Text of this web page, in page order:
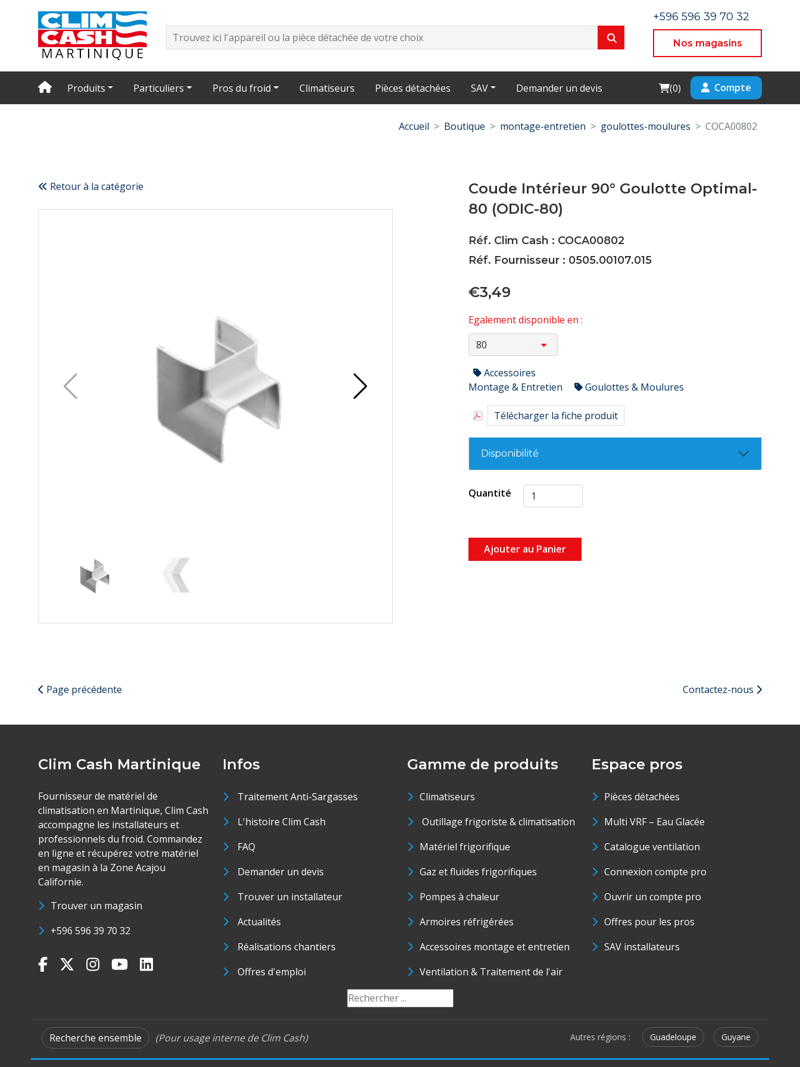
+596 596 39 70 32
Nos magasins
Produits Particuliers Pros du froid Climatiseurs Pièces détachées SAV Demander un devis Cart
(0) Compte
Accueil Boutique montage-entretien goulottes-moulures COCA00802
Retour à la catégorie
Coude Intérieur 90° Goulotte Optimal-
80 (ODIC-80)
Réf. Clim Cash : COCA00802
Réf. Fournisseur : 0505.00107.015
€3,49
Egalement disponible en :
Accessoires
Montage & Entretien
Goulottes & Moulures
Télécharger la fiche produit
Disponibilité
Quantité
Ajouter au Panier
Page précédente Contactez-nous
Clim Cash Martinique
Fournisseur de matériel de
climatisation en Martinique, Clim Cash
accompagne les installateurs et
professionnels du froid. Commandez
en ligne et récupérez votre matériel
en magasin à la Zone Acajou
Californie.
Trouver un magasin
+596 596 39 70 32
Infos
Traitement Anti-Sargasses
L'histoire Clim Cash
FAQ
Demander un devis
Trouver un installateur
Actualités
Réalisations chantiers
Offres d'emploi
Gamme de produits
Climatiseurs
Outillage frigoriste & climatisation
Matériel frigorifique
Gaz et fluides frigorifiques
Pompes à chaleur
Armoires réfrigérées
Accessoires montage et entretien
Ventilation & Traitement de l'air
Espace pros
Pièces détachées
Multi VRF – Eau Glacée
Catalogue ventilation
Connexion compte pro
Ouvrir un compte pro
Offres pour les pros
SAV installateurs
Recherche ensemble (Pour usage interne de Clim Cash) Autres régions : Guadeloupe Guyane